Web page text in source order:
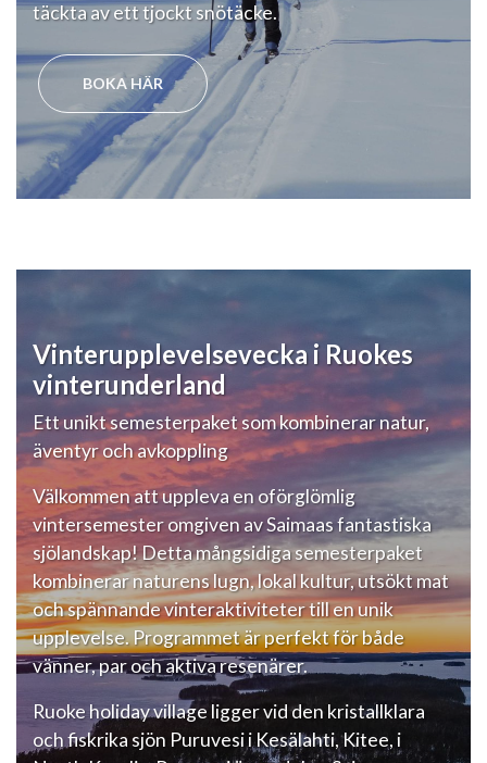
täckta av ett tjockt snötäcke.
BOKA HÄR
Vinterupplevelsevecka i Ruokes
vinterunderland
Ett unikt semesterpaket som kombinerar natur,
äventyr och avkoppling
Välkommen att uppleva en oförglömlig
vintersemester omgiven av Saimaas fantastiska
sjölandskap! Detta mångsidiga semesterpaket
kombinerar naturens lugn, lokal kultur, utsökt mat
och spännande vinteraktiviteter till en unik
upplevelse. Programmet är perfekt för både
vänner, par och aktiva resenärer.
Ruoke holiday village ligger vid den kristallklara
och fiskrika sjön Puruvesi i Kesälahti, Kitee, i